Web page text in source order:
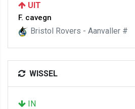
UIT
F. cavegn
Bristol Rovers - Aanvaller #
WISSEL
IN